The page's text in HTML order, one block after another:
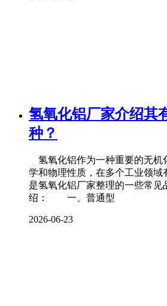
氢氧化铝厂家介绍其
种？
氢氧化铝作为一种重要的无机
学和物理性质，在多个工业领域
是氢氧化铝厂家整理的一些常见
绍： 一、普通型
2026-06-23